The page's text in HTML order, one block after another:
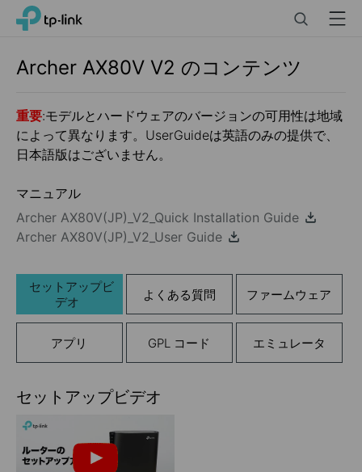
Click
navigation
TP-Link, Reliably Smart Menu
Archer AX80V V2 のコンテンツ
重要:モデルとハードウェアのバージョンの可用性は地域
によって異なります。UserGuideは英語のみの提供で、
日本語版はございません。
マニュアル
Archer AX80V(JP)_V2_Quick Installation Guide
Archer AX80V(JP)_V2_User Guide
セットアップビ
デオ
よくある質問 ファームウェア
アプリ GPL コード エミュレータ
セットアップビデオ